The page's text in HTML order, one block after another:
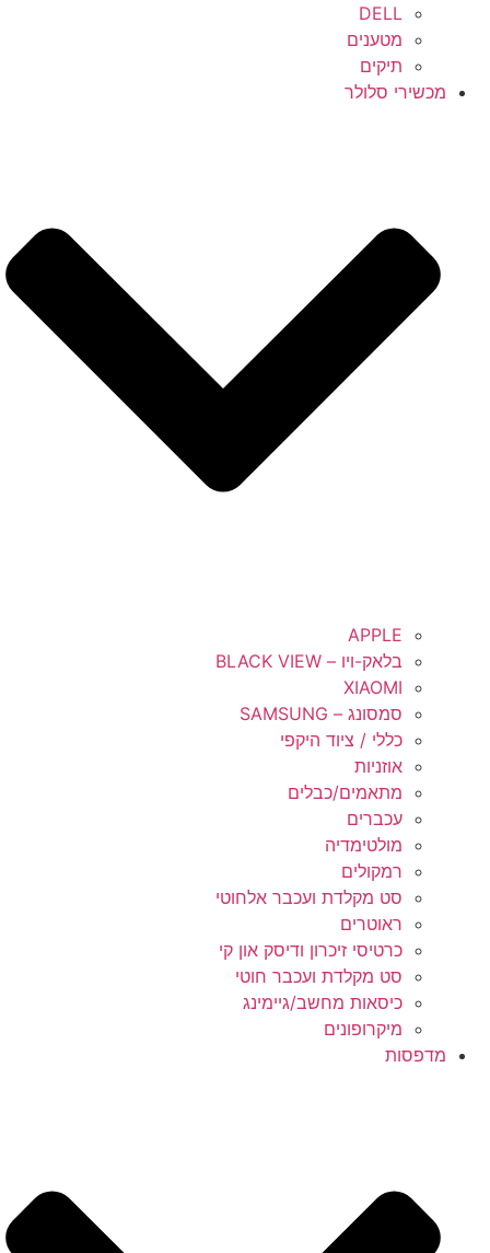
DELL
מטענים
תיקים
מכשירי סלולר
APPLE
בלאק-ויו – BLACK VIEW
XIAOMI
סמסונג – SAMSUNG
כללי / ציוד היקפי
אוזניות
מתאמים/כבלים
עכברים
מולטימדיה
רמקולים
סט מקלדת ועכבר אלחוטי
ראוטרים
כרטיסי זיכרון ודיסק און קי
סט מקלדת ועכבר חוטי
כיסאות מחשב/גיימינג
מיקרופונים
מדפסות